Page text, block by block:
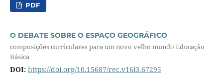
PDF
O DEBATE SOBRE O ESPAÇO GEOGRÁFICO
composições curriculares para um novo velho mundo Educação
Básica
DOI: https://doi.org/10.15687/rec.v16i3.67295